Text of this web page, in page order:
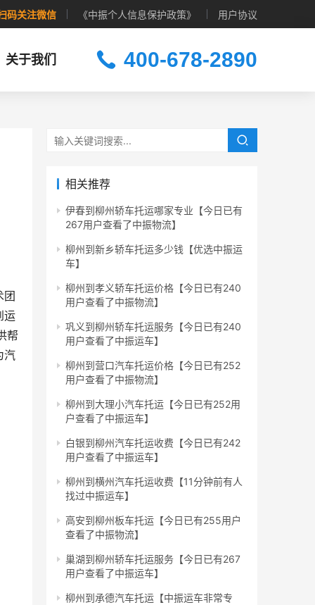
码关注微信 《中振个人信息保护政策》 用户协议
关于我们 400-678-2890
团
运
帮
汽
相关推荐
伊春到柳州轿车托运哪家专业【今日已有
267用户查看了中振物流】
柳州到新乡轿车托运多少钱【优选中振运
车】
柳州到孝义轿车托运价格【今日已有240
用户查看了中振物流】
巩义到柳州轿车托运服务【今日已有240
用户查看了中振运车】
柳州到营口汽车托运价格【今日已有252
用户查看了中振物流】
柳州到大理小汽车托运【今日已有252用
户查看了中振运车】
白银到柳州汽车托运收费【今日已有242
用户查看了中振运车】
柳州到横州汽车托运收费【11分钟前有人
找过中振运车】
高安到柳州板车托运【今日已有255用户
查看了中振物流】
巢湖到柳州轿车托运服务【今日已有267
用户查看了中振运车】
柳州到承德汽车托运【中振运车非常专